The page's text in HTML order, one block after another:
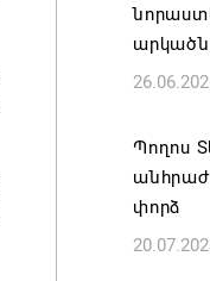
է
TRIP
Պողոս
փորձ